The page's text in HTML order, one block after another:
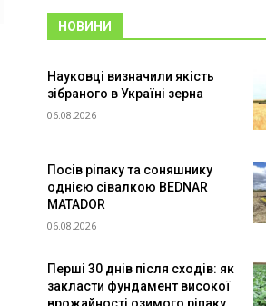
НОВИНИ
Науковці визначили якість
зібраного в Україні зерна
06.08.2026
Посів ріпаку та соняшнику
однією сівалкою BEDNAR
MATADOR
06.08.2026
Перші 30 днів після сходів: як
закласти фундамент високої
врожайності озимого ріпаку